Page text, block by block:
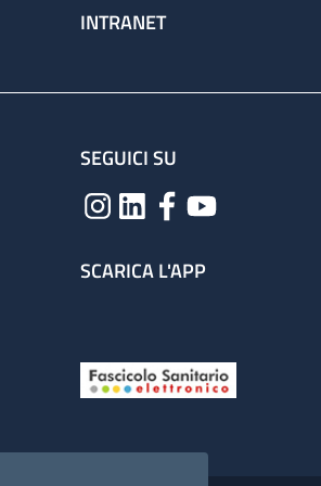
INTRANET
SEGUICI SU
SCARICA L'APP